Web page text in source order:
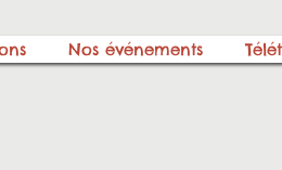
Nos événements